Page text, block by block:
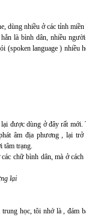
dùng nhiều ở các tỉnh
là bình dân, nhiều
(spoken language ) nhiều
được dùng ở đây rất mới.
âm địa phương , lại trở
tâm trạng.
chữ bình dân, mà ở
lại
học, tôi nhớ là , đám